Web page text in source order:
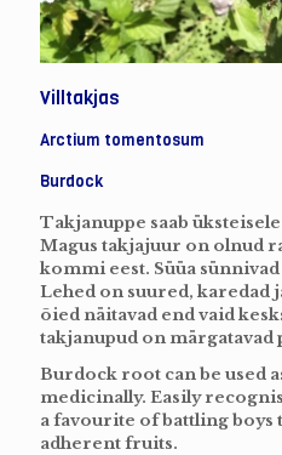
Villtakjas
Arctium tomentosum
Burdock
Takjanuppe saab
Magus takjajuur on olnud
kommi eest. Süüa
Lehed on suured, karedad
õied näitavad end vaid
takjanupud on märgatavad
Burdock root can be used
medicinally. Easily
a favourite of battling boys
adherent fruits.